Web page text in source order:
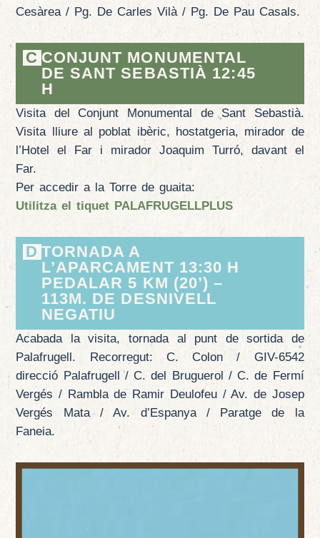
Cesàrea / Pg. De Carles Vilà / Pg. De Pau Casals.
C CONJUNT MONUMENTAL
DE SANT SEBASTIÀ 12:45
H
Visita del Conjunt Monumental de Sant Sebastià.
Visita lliure al poblat ibèric, hostatgeria, mirador de
l’Hotel el Far i mirador Joaquim Turró, davant el
Far.
Per accedir a la Torre de guaita:
Utilitza el tiquet PALAFRUGELLPLUS
D TORNADA A
L’APARCAMENT 13:30 H
PEDALAR 5 KM (20’) –
113M. DE DESNIVELL
NEGATIU
Acabada la visita, tornada al punt de sortida de
Palafrugell. Recorregut: C. Colon / GIV-6542
direcció Palafrugell / C. del Bruguerol / C. de Fermí
Vergés / Rambla de Ramir Deulofeu / Av. de Josep
Vergés Mata / Av. d’Espanya / Paratge de la
Faneia.